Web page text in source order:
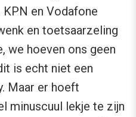
en Vodafone
en toetsaarzeling
we hoeven ons geen
is echt niet een
Maar er hoeft
minuscuul lekje te zijn